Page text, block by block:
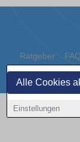
Alle Cookies
Einstellungen
Ratgeber FAQ
Copyright © 2000 -